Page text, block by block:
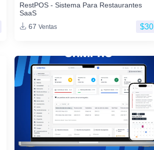
RestPOS - Sistema Para Restaurantes
SaaS
67 Ventas $30